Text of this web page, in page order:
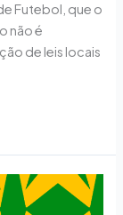
Futebol, que o
não é
de leis locais